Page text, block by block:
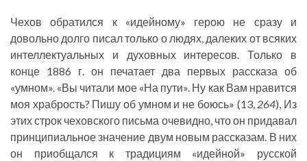
Чехов обратился к «идейному» герою не сразу и
довольно долго писал только о людях, далеких от всяких
интеллектуальных и духовных интересов. Только в
конце 1886 г. он печатает два первых рассказа об
«умном». «Вы читали мое «На пути». Ну как Вам нравится
моя храбрость? Пишу об умном и не боюсь» (13, 264), Из
этих строк чеховского письма очевидно, что он придавал
принципиальное значение двум новым рассказам. В них
он приобщался к традициям «идейной» русской